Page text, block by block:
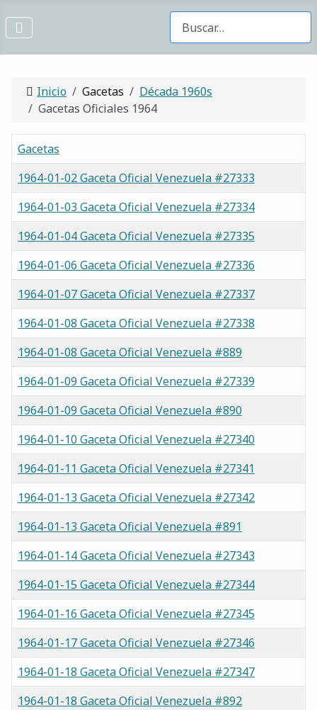
Buscar Gacetas
Inicio Gacetas
Década 1960s
Gacetas Oficiales 1964
Gacetas
1964-01-02 Gaceta Oficial Venezuela #27333
1964-01-03 Gaceta Oficial Venezuela #27334
1964-01-04 Gaceta Oficial Venezuela #27335
1964-01-06 Gaceta Oficial Venezuela #27336
1964-01-07 Gaceta Oficial Venezuela #27337
1964-01-08 Gaceta Oficial Venezuela #27338
1964-01-08 Gaceta Oficial Venezuela #889
1964-01-09 Gaceta Oficial Venezuela #27339
1964-01-09 Gaceta Oficial Venezuela #890
1964-01-10 Gaceta Oficial Venezuela #27340
1964-01-11 Gaceta Oficial Venezuela #27341
1964-01-13 Gaceta Oficial Venezuela #27342
1964-01-13 Gaceta Oficial Venezuela #891
1964-01-14 Gaceta Oficial Venezuela #27343
1964-01-15 Gaceta Oficial Venezuela #27344
1964-01-16 Gaceta Oficial Venezuela #27345
1964-01-17 Gaceta Oficial Venezuela #27346
1964-01-18 Gaceta Oficial Venezuela #27347
1964-01-18 Gaceta Oficial Venezuela #892